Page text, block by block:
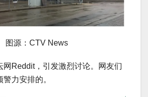
图源：CTV News
网Reddit，引发激烈讨论。网友们
力安排的。